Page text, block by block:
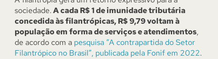
sociedade.A cada R$ 1 de imunidade tributária
concedida às filantrópicas, R$ 9,79 voltam à
população em forma de serviços e atendimentos,
de acordo com a pesquisa “A contrapartida do Setor
Filantrópico no Brasil”, publicada pela Fonif em 2022.